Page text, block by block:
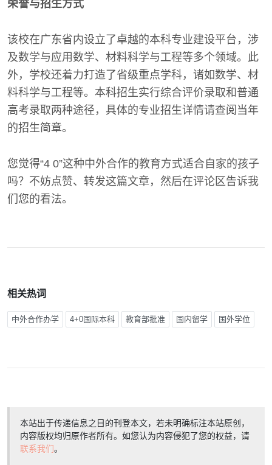
荣誉与招生方式
该校在广东省内设立了卓越的本科专业建设平台，涉
及数学与应用数学、材料科学与工程等多个领域。此
外，学校还着力打造了省级重点学科，诸如数学、材
料科学与工程等。本科招生实行综合评价录取和普通
高考录取两种途径，具体的专业招生详情请查阅当年
的招生简章。
您觉得“4 0”这种中外合作的教育方式适合自家的孩子
吗？不妨点赞、转发这篇文章，然后在评论区告诉我
们您的看法。
相关热词
中外合作办学 4+0国际本科 教育部批准 国内留学 国外学位
本站出于传递信息之目的刊登本文，若未明确标注本站原创，
内容版权均归原作者所有。如您认为内容侵犯了您的权益，请
联系我们。